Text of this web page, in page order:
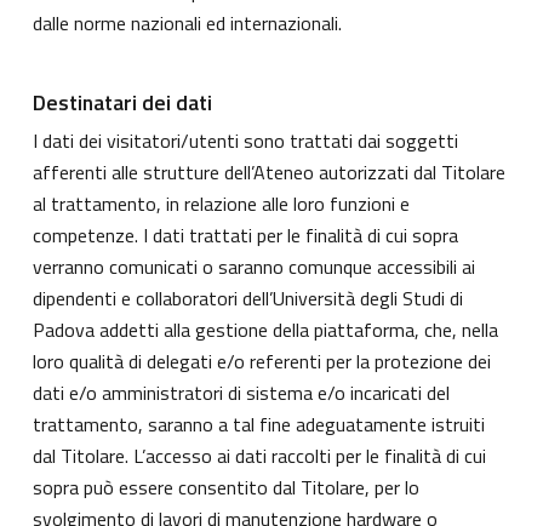
dalle norme nazionali ed internazionali.
Destinatari dei dati
I dati dei visitatori/utenti sono trattati dai soggetti
afferenti alle strutture dell’Ateneo autorizzati dal Titolare
al trattamento, in relazione alle loro funzioni e
competenze. I dati trattati per le finalità di cui sopra
verranno comunicati o saranno comunque accessibili ai
dipendenti e collaboratori dell’Università degli Studi di
Padova addetti alla gestione della piattaforma, che, nella
loro qualità di delegati e/o referenti per la protezione dei
dati e/o amministratori di sistema e/o incaricati del
trattamento, saranno a tal fine adeguatamente istruiti
dal Titolare. L’accesso ai dati raccolti per le finalità di cui
sopra può essere consentito dal Titolare, per lo
svolgimento di lavori di manutenzione hardware o